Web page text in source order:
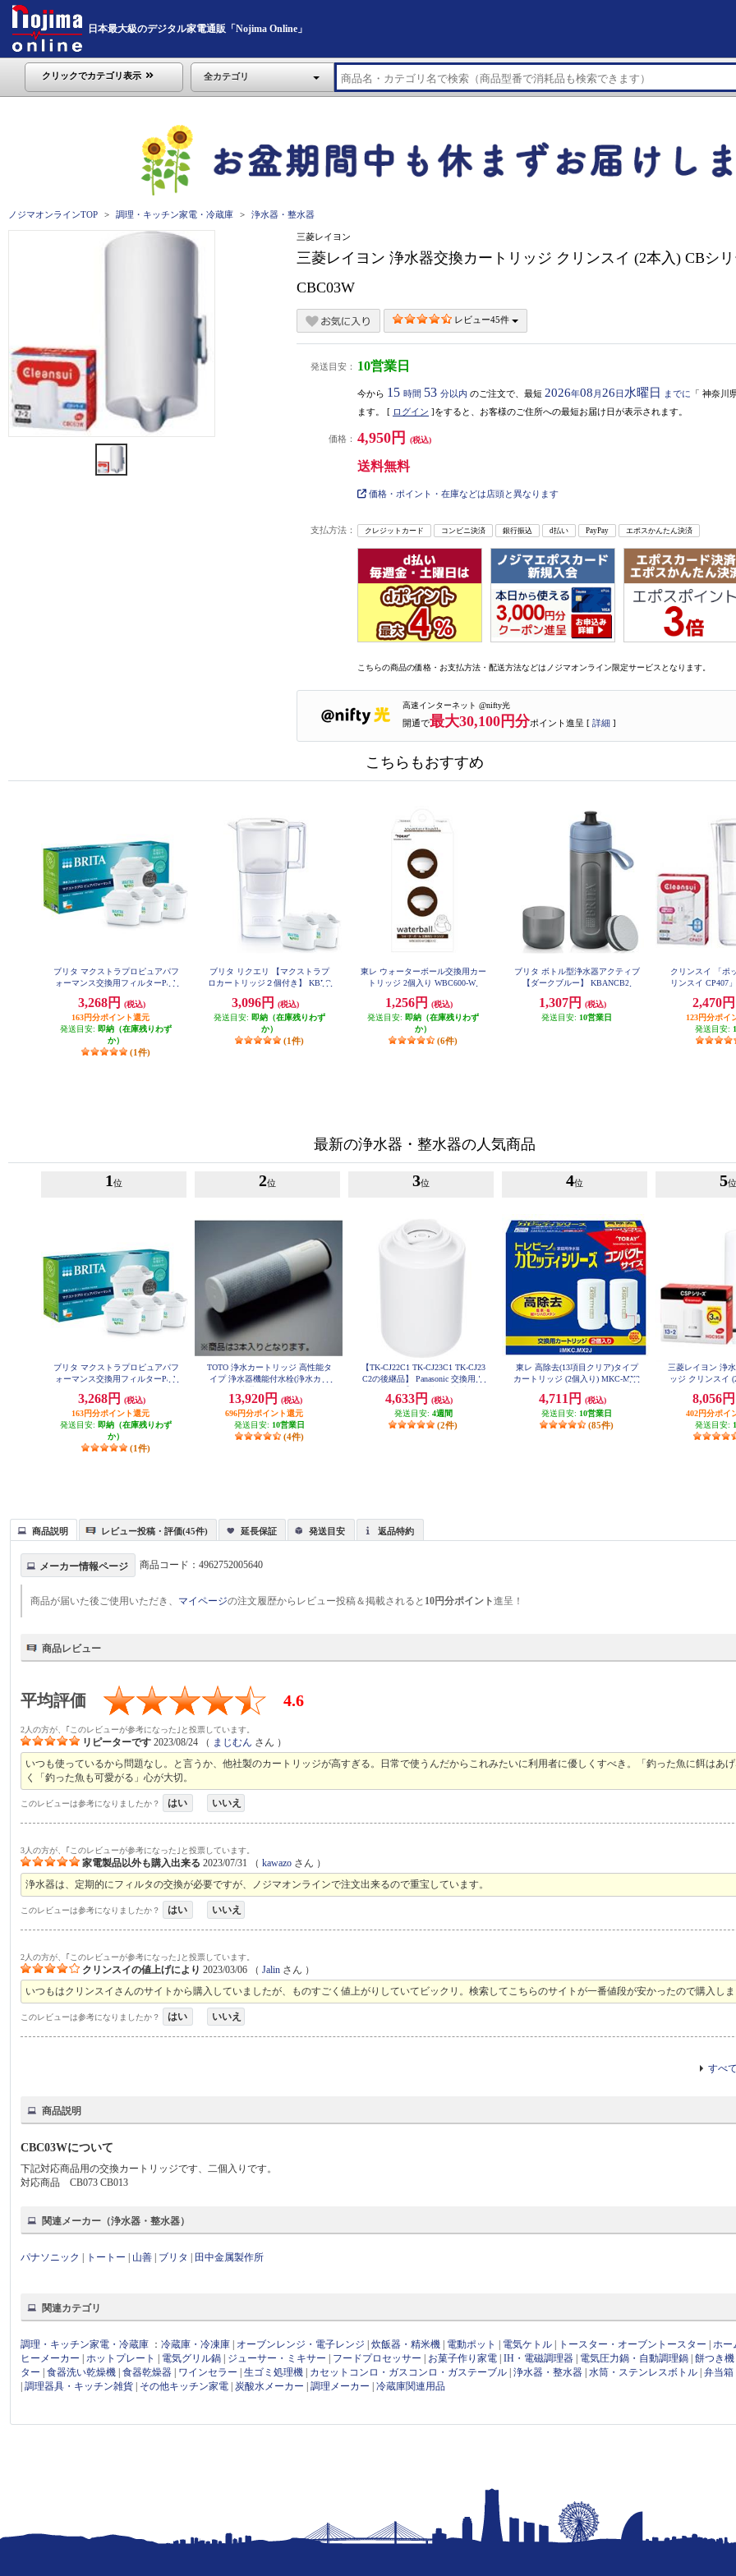
日本最大級のデジタル家電通販「Nojima Online」
クリックでカテゴリ表示 全カテゴリ
ノジマオンラインTOP 調理・キッチン家電・冷蔵庫 浄水器・整水器
三菱レイヨン
三菱レイヨン 浄水器交換カートリッジ クリンスイ (2本入) CBシリ
CBC03W
レビュー45件
発送目安： 10営業日
今から 15 時間 53 分以内 のご注文で、最短 2026年08 月 26日 水曜日 までに 「 神奈川
ます。 [ ログイン ]をすると、お客様のご住所への最短お届け日が表示されます。
価格： 4,950円 (税込)
送料無料
価格・ポイント・在庫などは店頭と異なります
支払方法： クレジットカード コンビニ決済 銀行振込 d払い PayPay エポスかんたん決済
こちらの商品の価格・お支払方法・配送方法などはノジマオンライン限定サービスとなります。
高速インターネット @nifty光
開通で最大30,100円分ポイント進呈 [ 詳細 ]
こちらもおすすめ
ブリタ マクストラプロピュアパフ
ォーマンス交換用フィルターPack
3,268円
(税込)
163円分ポイント還元
発送目安: 即納（在庫残りわず
か）
(1件)
ブリタ リクエリ 【マクストラプ
ロカートリッジ２個付き】 KBLQ
3,096円
(税込)
発送目安: 即納（在庫残りわず
か）
(1件)
東レ ウォーターボール交換用カー
トリッジ 2個入り WBC600-W
1,256円
(税込)
発送目安: 即納（在庫残りわず
か）
(6件)
ブリタ ボトル型浄水器アクティブ
【ダークブルー】 KBANCB2
1,307円
(税込)
発送目安: 10営業日
クリンスイ 「ポ
リンスイ CP407
2,470円
123円分ポイ
発送目安:
最新の浄水器・整水器の人気商品
1 位
ブリタ マクストラプロピュアパフ
ォーマンス交換用フィルターPack
3,268円
(税込)
163円分ポイント還元
発送目安: 即納（在庫残りわず
か）
(1件)
2位
TOTO 浄水カートリッジ 高性能タ
イプ 浄水器機能付水栓(浄水カー
0L使用時) TH6583
13,920円
(税込)
696円分ポイント還元
発送目安: 10営業日
(4件)
3位
【TK-CJ22C1 TK-CJ23C1 TK-CJ23
C2の後継品】 Panasonic 交換用カ
安1年/ホワイト】 TK-CJ24C1
4,633円
(税込)
発送目安: 4週間
(2件)
4位
東レ 高除去(13項目クリア)タイプ
カートリッジ (2個入り) MKC-MX2
4,711円
(税込)
発送目安: 10営業日
(85件)
5位
三菱レイヨン 浄
ッジ クリンスイ
8,056円
402円分ポイ
発送目安:
商品説明 レビュー投稿・評価(45件) 延長保証 発送目安 返品特約
メーカー情報ページ 商品コード：4962752005640
商品が届いた後ご使用いただき、 マイページの注文履歴からレビュー投稿＆掲載されると 10円分ポイント進呈！
商品レビュー
平均評価 4.6
2人の方が、｢このレビューが参考になった｣と投票しています。
リピーターです 2023/08/24 （ まじむん さん ）
いつも使っているから問題なし。と言うか、他社製のカートリッジが高すぎる。日常で使うんだからこれみたいに利用者に優しくすべき。「釣った魚に餌はあ
く「釣った魚も可愛がる」心が大切。
このレビューは参考になりましたか？ はい いいえ
3人の方が、｢このレビューが参考になった｣と投票しています。
家電製品以外も購入出来る 2023/07/31 （kawazo さん ）
浄水器は、定期的にフィルタの交換が必要ですが、ノジマオンラインで注文出来るので重宝しています。
このレビューは参考になりましたか？ はい いいえ
2人の方が、｢このレビューが参考になった｣と投票しています。
クリンスイの値上げにより 2023/03/06 （Jalin さん ）
いつもはクリンスイさんのサイトから購入していましたが、ものすごく値上がりしていてビックリ。検索してこちらのサイトが一番値段が安かったので購入しま
このレビューは参考になりましたか？ はい いいえ
すべ
商品説明
CBC03Wについて
下記対応商品用の交換カートリッジです、二個入りです。
対応商品 CB073 CB013
関連メーカー（浄水器・整水器）
パナソニック トートー 山善 ブリタ 田中金属製作所
関連カテゴリ
調理・キッチン家電・冷蔵庫 ：冷蔵庫・冷凍庫 オーブンレンジ・電子レンジ |炊飯器・精米機 電動ポット 電気ケトル トースター・オーブントースター |ホー
ヒーメーカー |ホットプレート 電気グリル鍋 ジューサー・ミキサー フードプロセッサー お菓子作り家電 |IH・電磁調理器 電気圧力鍋・自動調理鍋 |餅つき機
ター |食器洗い乾燥機 |食器乾燥器 ワインセラー |生ゴミ処理機 カセットコンロ・ガスコンロ・ガステーブル |浄水器・整水器 |水筒・ステンレスボトル |弁当箱
|調理器具・キッチン雑貨 その他キッチン家電 |炭酸水メーカー |調理メーカー |冷蔵庫関連用品